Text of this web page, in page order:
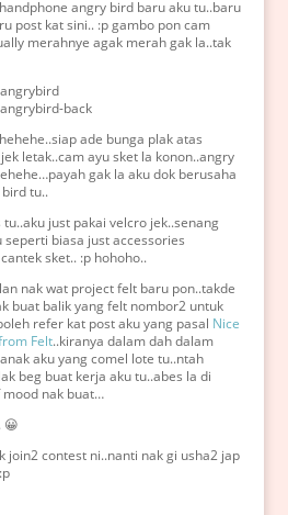
angry bird baru aku tu..baru
post kat sini.. :p gambo pon cam
merahnye agak merah gak la..tak
ade bunga plak atas
letak..cam ayu sket la konon..angry
gak la aku dok berusaha
tu..
just pakai velcro jek..senang
biasa just accessories
sket.. :p hohoho..
nak wat project felt baru pon..takde
buat balik yang felt nombor2 untuk
refer kat post aku yang pasal Nice
Felt..kiranya dalam dah dalam
aku yang comel lote tu..ntah
beg buat kerja aku tu..abes la di
nak buat…
😀
join2 contest ni..nanti nak gi usha2 jap